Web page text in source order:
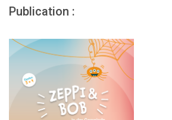
Publication :